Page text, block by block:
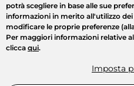
potrà scegliere in base alle sue
informazioni in merito all'utilizzo
modificare le proprie preferenze
Per maggiori informazioni relative
clicca qui.
Imposta